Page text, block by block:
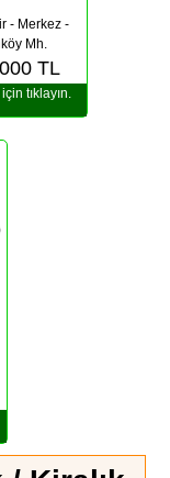
- Merkez -
Mh.
TL
tıklayın.